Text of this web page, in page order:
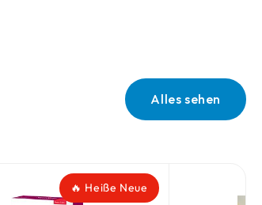
Alles sehen
🔥 Heiße Neue